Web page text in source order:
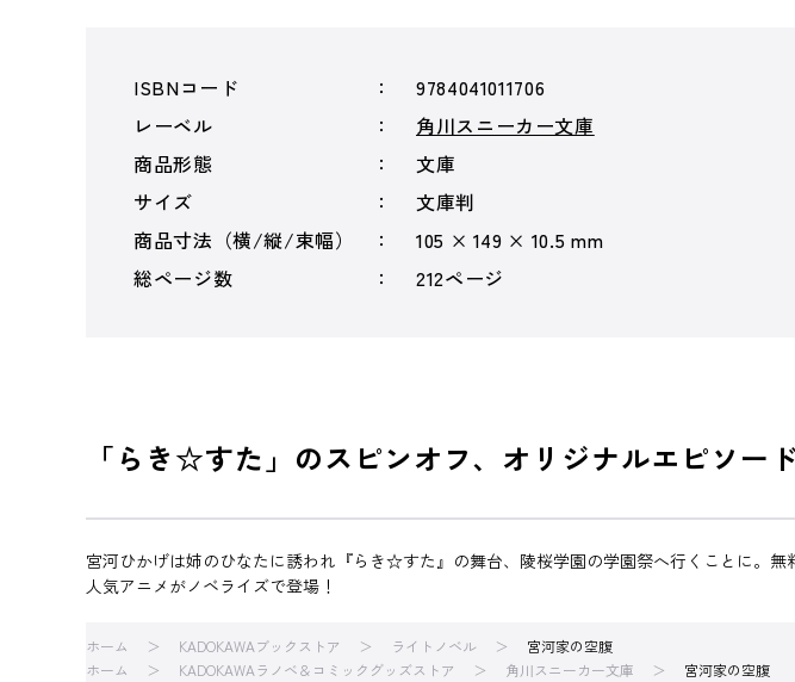
ISBNコード
9784041011706
レーベル
角川スニーカー文庫
商品形態
文庫
サイズ
文庫判
商品寸法（横/縦/束幅）
105 × 149 × 10.5 mm
総ページ数
212ページ
「らき☆すた」のスピンオフ、オリジナルエピソー
宮河ひかげは姉のひなたに誘われ『らき☆すた』の舞台、陵桜学園の学園祭へ行くことに
人気アニメがノベライズで登場！
ホーム KADOKAWAブックストア ライトノベル
宮河家の空腹
ホーム
KADOKAWAラノベ＆コミックグッズストア 角川スニーカー文庫 宮河家の空腹